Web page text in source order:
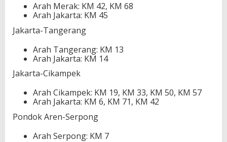
Arah Merak: KM 42, KM 68
Arah Jakarta: KM 45
Jakarta-Tangerang
Arah Tangerang: KM 13
Arah Jakarta: KM 14
Jakarta-Cikampek
Arah Cikampek: KM 19, KM 33, KM 50, KM 57
Arah Jakarta: KM 6, KM 71, KM 42
Pondok Aren-Serpong
Arah Serpong: KM 7